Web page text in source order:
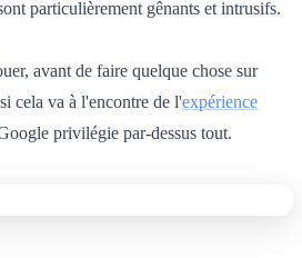
particulièrement gênants et intrusifs.
avant de faire quelque chose sur
cela va à l'encontre de l'expérience
privilégie par-dessus tout.